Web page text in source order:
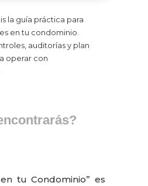
la guía práctica para
en tu condominio.
auditorías y plan
operar con
tu Condominio” es